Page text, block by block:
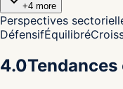
+4 more
Perspectives
DéfensifÉquilibré
4.0Tendances